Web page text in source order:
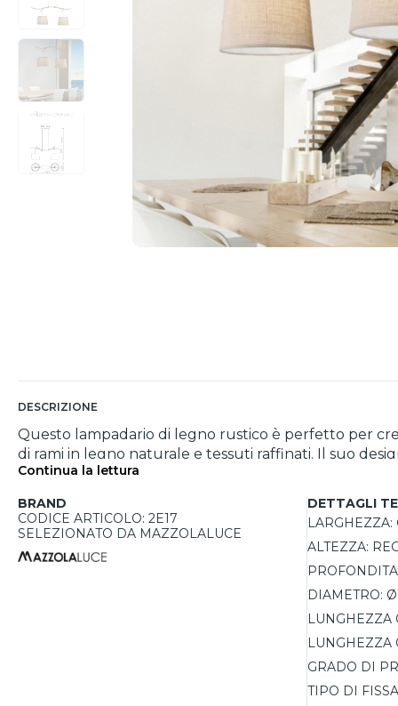
DESCRIZIONE
Questo lampadario di legno rustico è perfetto per
di rami in legno naturale e tessuti raffinati. Il suo
elemento decorativo distintivo. Dotato di un’altezza
lampadine E27 LED fino a 25W ciascuna (non
esclusivamente per spazi interni.
Continua la lettura
BRAND
CODICE ARTICOLO: 2E17
SELEZIONATO DA MAZZOLALUCE
DETTAGLI
LARGHEZZA:
ALTEZZA:
DIAMETRO:
LUNGHEZZA
LUNGHEZZA
GRADO DI
TIPO DI